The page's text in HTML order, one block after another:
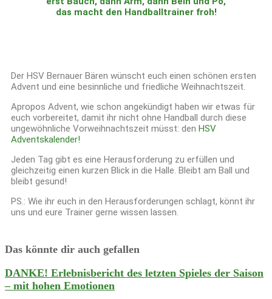
das macht den Handballtrainer froh!
Der HSV Bernauer Bären wünscht euch einen schönen ersten
Advent und eine besinnliche und friedliche Weihnachtszeit.
Apropos Advent, wie schon angekündigt haben wir etwas für
euch vorbereitet, damit ihr nicht ohne Handball durch diese
ungewöhnliche Vorweihnachtszeit müsst: den HSV
Adventskalender!
Jeden Tag gibt es eine Herausforderung zu erfüllen und
gleichzeitig einen kurzen Blick in die Halle. Bleibt am Ball und
bleibt gesund!
PS.: Wie ihr euch in den Herausforderungen schlagt, könnt ihr
uns und eure Trainer gerne wissen lassen.
Das könnte dir auch gefallen
DANKE! Erlebnisbericht des letzten Spieles der Saison
– mit hohen Emotionen